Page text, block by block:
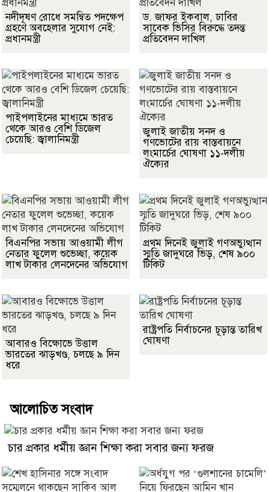
নদীদূষণ রোধে সমন্বিত পদক্ষেপ
গ্রহণে অবহেলার সুযোগ নেই:
প্রধানমন্ত্রী
ড. জাফর ইকবাল, ঢাবির
সাবেক ভিসির বিরুদ্ধে তদন্ত
প্রতিবেদন দাখিল
পাইপলাইনের মাধ্যমে ভারত
থেকে আরও বেশি ডিজেল
চেয়েছি: জ্বালানিমন্ত্রী
জুলাই জাতীয় সনদ ও
গণভোটের রায় বাস্তবায়নে
লংমার্চের ঘোষণা ১১-দলীয়
ঐক্যের
বিএনপির সভায় আওয়ামী লীগ
নেতার ফুলেল শুভেচ্ছা, কয়েক
লাখ টাকার লেনদেনের অভিযোগ
প্রথম দিনেই জুলাই গণঅভ্যুত্থান
স্মৃতি জাদুঘরে ভিড়, শেষ ৯০০
টিকিট
আবারও বিক্ষোভে উত্তাল
ভারতের ঝাড়খণ্ড, চলছে ৯ দিন
ধরে
রাষ্ট্রপতি নির্বাচনের চূড়ান্ত তারিখ
ঘোষণা
আলোচিত সংবাদ
চার প্রকার ধর্মীয় জ্ঞান শিক্ষা করা সবার জন্য ফরজ